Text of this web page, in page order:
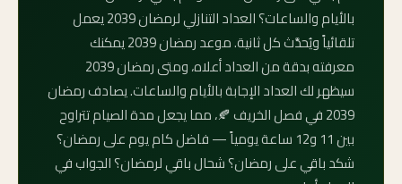
بالأيام والساعات؟ العداد التنازلي لرمضان 2039 يعمل
تلقائياً ويُحدَّث كل ثانية. موعد رمضان 2039 يمكنك
معرفته بدقة من العداد أعلاه، ومتى رمضان 2039
سيظهر لك العداد الإجابة بالأيام والساعات. يصادف رمضان
2039 في فصل الخريف 🍂، مما يجعل مدة الصيام تتراوح
بين 11 و12 ساعة يومياً — فاضل كام يوم على رمضان؟
شكد باقي على رمضان؟ شحال باقي لرمضان؟ الجواب في